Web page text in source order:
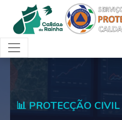
📊 PROTECÇÃO CIVIL